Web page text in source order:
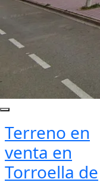
Terreno en
venta en
Torroella de